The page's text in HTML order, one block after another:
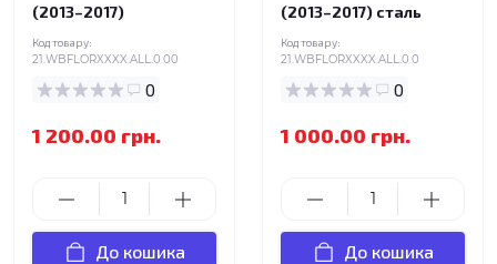
(2013–2017)
Код товару:
21.WBFLORXXXX.ALL.0.00
0
1 200.00 грн.
До кошика
(2013–2017) сталь
Код товару:
21.WBFLORXXXX.ALL.0.0
0
1 000.00 грн.
До кошика